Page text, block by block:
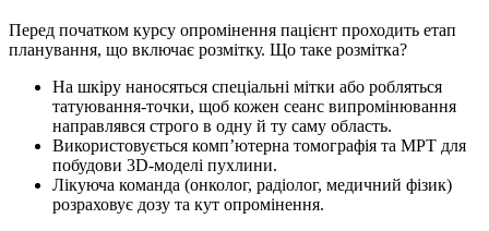
Перед початком курсу опромінення пацієнт проходить етап
планування, що включає розмітку. Що таке розмітка?
На шкіру наносяться спеціальні мітки або робляться
татуювання-точки, щоб кожен сеанс випромінювання
направлявся строго в одну й ту саму область.
Використовується комп’ютерна томографія та МРТ для
побудови 3D-моделі пухлини.
Лікуюча команда (онколог, радіолог, медичний фізик)
розраховує дозу та кут опромінення.